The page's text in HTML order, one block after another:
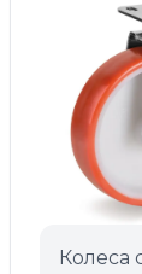
Колеса